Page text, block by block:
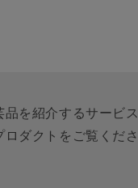
を紹介するサービ
ダクトをご覧くだ